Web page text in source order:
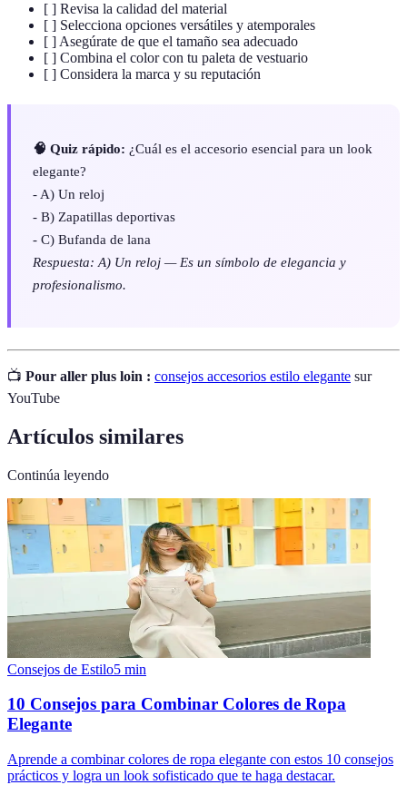
[ ] Revisa la calidad del material
[ ] Selecciona opciones versátiles y atemporales
[ ] Asegúrate de que el tamaño sea adecuado
[ ] Combina el color con tu paleta de vestuario
[ ] Considera la marca y su reputación
🧠 Quiz rápido: ¿Cuál es el accesorio esencial para un look
elegante?
- A) Un reloj
- B) Zapatillas deportivas
- C) Bufanda de lana
Respuesta: A) Un reloj — Es un símbolo de elegancia y
profesionalismo.
📺 Pour aller plus loin : consejos accesorios estilo elegante sur
YouTube
Artículos similares
Continúa leyendo
Consejos de Estilo5 min
10 Consejos para Combinar Colores de Ropa
Elegante
Aprende a combinar colores de ropa elegante con estos 10 consejos
prácticos y logra un look sofisticado que te haga destacar.